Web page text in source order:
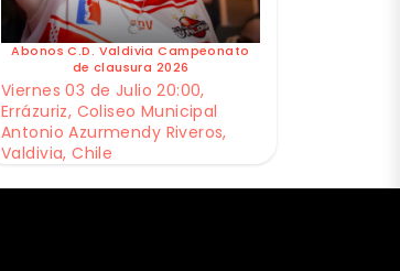
Abonos C.D. Valdivia Campeonato
de clausura 2026
Viernes 03 de Julio 20:00,
Errázuriz, Coliseo Municipal
Antonio Azurmendy Riveros,
Valdivia, Chile